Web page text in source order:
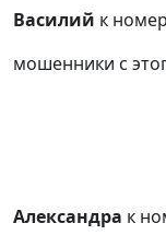
Василий к
мошенники с
Александра к